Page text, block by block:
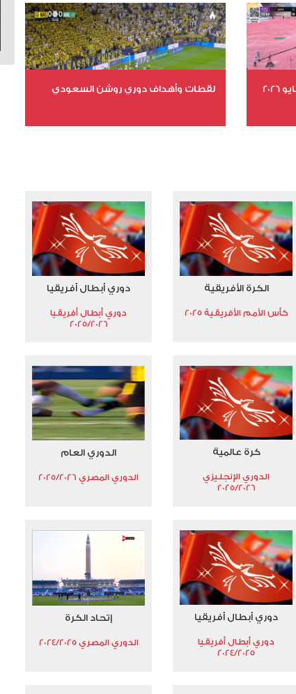
عدد المشاهدات 15840
لقطات وأهداف دوري روشن السعودي
الكرة الأفريقية
كأس الأمم الأفريقية 2025
دوري أبطال أفريقيا
دوري أبطال أفريقيا
2025/2026
كرة عالمية
الدوري الإنجليزي
2025/2026
الدوري العام
الدوري المصري 2025/2026
دوري أبطال أفريقيا
دوري أبطال أفريقيا
2024/2025
إتحاد الكرة
الدوري المصري 2024/2025